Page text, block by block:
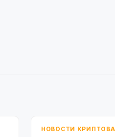
НОВОСТИ